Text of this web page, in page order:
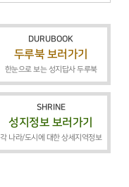
DURUBOOK
두루북 보러가기
한눈으로 보는 성지답사 두루북
SHRINE
성지정보 보러가기
각 나라/도시에 대한 상세지역정보